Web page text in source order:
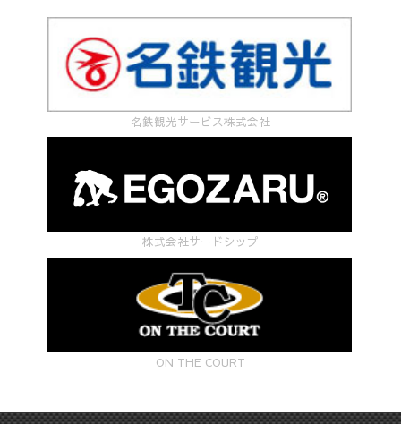
名鉄観光サービス株式会社
株式会社サードシップ
ON THE COURT